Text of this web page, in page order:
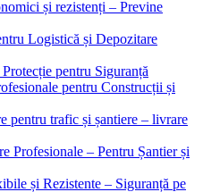
și rezistenți – Previne
Logistică și Depozitare
pentru Siguranță
pentru Construcții și
pentru trafic și șantiere – livrare
Profesionale – Pentru Șantier și
și Rezistente – Siguranță pe